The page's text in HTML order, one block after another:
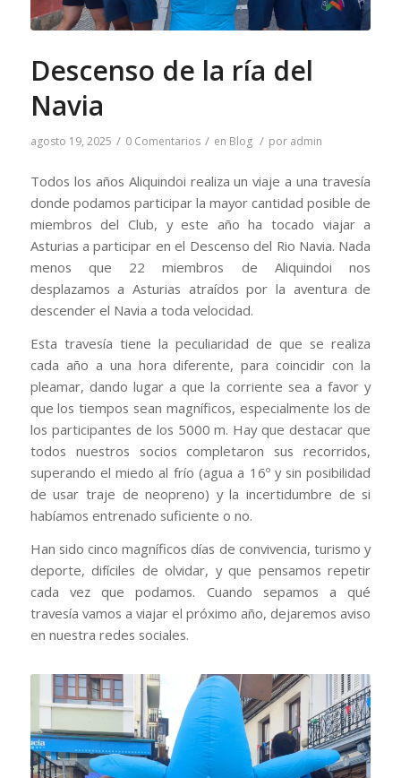
Descenso de la ría del
Navia
agosto 19, 2025 / 0 Comentarios / en Blog / por admin
Todos los años Aliquindoi realiza un viaje a una travesía
donde podamos participar la mayor cantidad posible de
miembros del Club, y este año ha tocado viajar a
Asturias a participar en el Descenso del Rio Navia. Nada
menos que 22 miembros de Aliquindoi nos
desplazamos a Asturias atraídos por la aventura de
descender el Navia a toda velocidad.
Esta travesía tiene la peculiaridad de que se realiza
cada año a una hora diferente, para coincidir con la
pleamar, dando lugar a que la corriente sea a favor y
que los tiempos sean magníficos, especialmente los de
los participantes de los 5000 m. Hay que destacar que
todos nuestros socios completaron sus recorridos,
superando el miedo al frío (agua a 16º y sin posibilidad
de usar traje de neopreno) y la incertidumbre de si
habíamos entrenado suficiente o no.
Han sido cinco magníficos días de convivencia, turismo y
deporte, difíciles de olvidar, y que pensamos repetir
cada vez que podamos. Cuando sepamos a qué
travesía vamos a viajar el próximo año, dejaremos aviso
en nuestra redes sociales.